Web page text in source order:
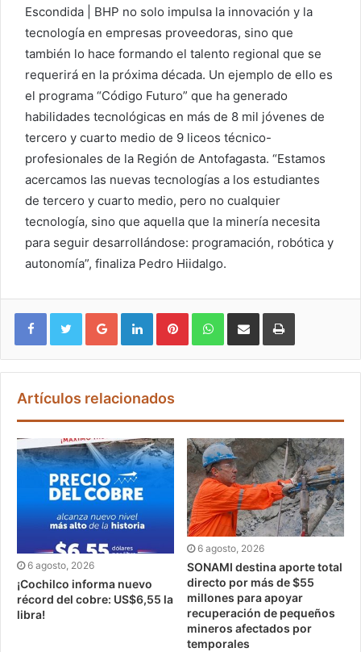
Escondida | BHP no solo impulsa la innovación y la
tecnología en empresas proveedoras, sino que
también lo hace formando el talento regional que se
requerirá en la próxima década. Un ejemplo de ello es
el programa “Código Futuro” que ha generado
habilidades tecnológicas en más de 8 mil jóvenes de
tercero y cuarto medio de 9 liceos técnico-
profesionales de la Región de Antofagasta. “Estamos
acercamos las nuevas tecnologías a los estudiantes
de tercero y cuarto medio, pero no cualquier
tecnología, sino que aquella que la minería necesita
para seguir desarrollándose: programación, robótica y
autonomía”, finaliza Pedro Hiidalgo.
Google+ LinkedIn Pinterest WhatsApp
Artículos relacionados
6 agosto, 2026
¡Cochilco informa nuevo
récord del cobre: US$6,55 la
libra!
6 agosto, 2026
SONAMI destina aporte total
directo por más de $55
millones para apoyar
recuperación de pequeños
mineros afectados por
temporales